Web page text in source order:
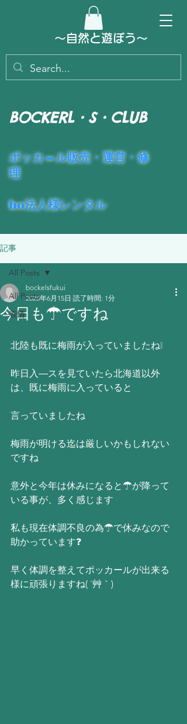
～​自然と遊ぼう～
​ポッカ―ル販売・運営・修
理
ho法人様レンタル
BOCKERL・S・CLUB
記事
All Posts
表情
All Posts
今日も☂ですね
bockelsfukui
2025年6月15日 読了時間: 1分
北陸も既に梅雨が入っていましたね❕
昨日入―スを見ていたら北海道以外
は、既に梅雨に入っていると
言っていましたね
梅雨が明ける迄は厳しいかもしれない
ですね
意外と今年は休みになると☂が降って
いる事が、多く感じます
私も現在体調不良の為☂で休みなので
助かっています❓
早く体調を整えてポッカールが出来る
様に頑張りますね( ´艸｀)